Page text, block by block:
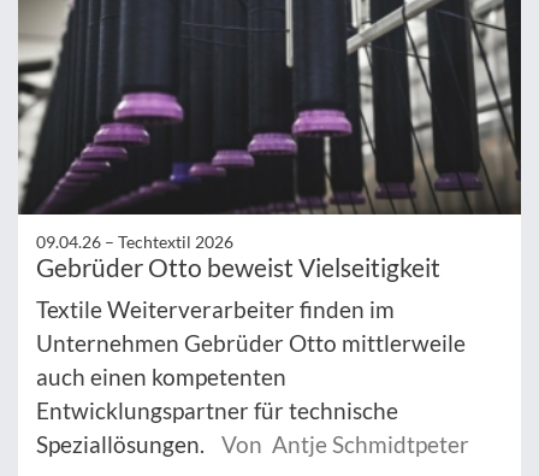
09.04.26 – Techtextil 2026
Gebrüder Otto beweist Vielseitigkeit
Textile Weiterverarbeiter finden im
Unternehmen Gebrüder Otto mittlerweile
auch einen kompetenten
Entwicklungspartner für technische
Speziallösungen.
Von Antje Schmidtpeter